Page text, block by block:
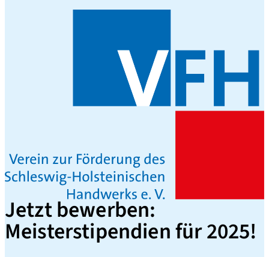
Jetzt bewerben:
Meisterstipendien für 2025!